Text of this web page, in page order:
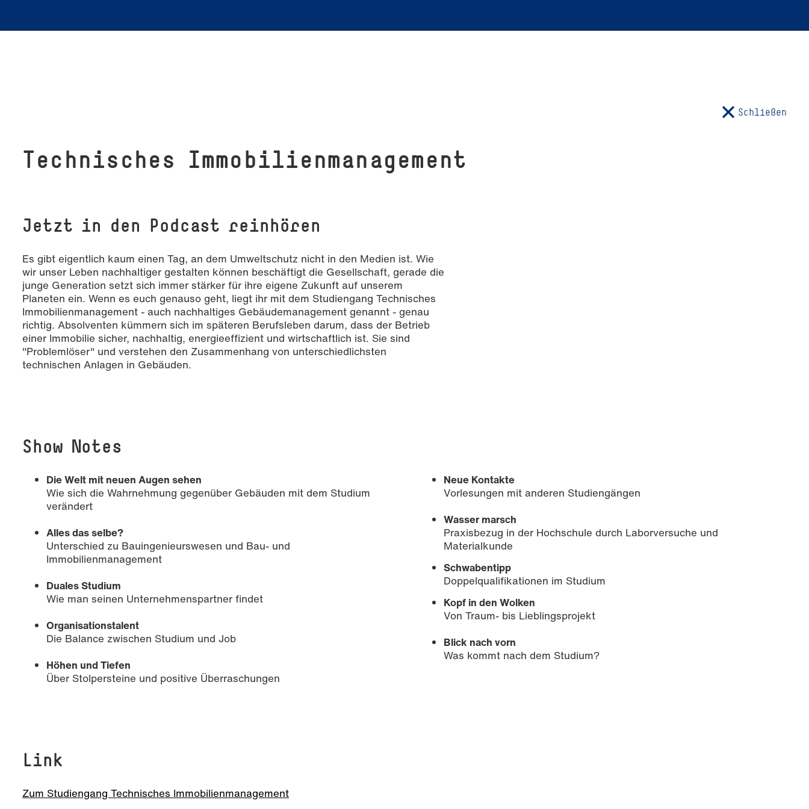
Schließen
Technisches Im­mo­bi­li­en­ma­nage­ment
Jetzt in den Podcast reinhören
Es gibt eigentlich kaum einen Tag, an dem Umweltschutz nicht in den Medien ist. Wie
wir unser Leben nachhaltiger gestalten können beschäftigt die Gesellschaft, gerade die
junge Generation setzt sich immer stärker für ihre eigene Zukunft auf unserem
Planeten ein. Wenn es euch genauso geht, liegt ihr mit dem Studiengang Technisches
Immobilienmanagement - auch nachhaltiges Gebäudemanagement genannt - genau
richtig. Absolventen kümmern sich im späteren Berufsleben darum, dass der Betrieb
einer Immobilie sicher, nachhaltig, energieeffizient und wirtschaftlich ist. Sie sind
"Problemlöser" und verstehen den Zusammenhang von unterschiedlichsten
technischen Anlagen in Gebäuden.
Show Notes
Die Welt mit neuen Augen sehen
Wie sich die Wahrnehmung gegenüber Gebäuden mit dem Studium
verändert
Alles das selbe?
Unterschied zu Bauingenieurswesen und Bau- und
Immobilienmanagement
Duales Studium
Wie man seinen Unternehmenspartner findet
Organisationstalent
Die Balance zwischen Studium und Job
Höhen und Tiefen
Über Stolpersteine und positive Überraschungen
Neue Kontakte
Vorlesungen mit anderen Studiengängen
Wasser marsch
Praxisbezug in der Hochschule durch Laborversuche und
Materialkunde
Schwabentipp
Doppelqualifikationen im Studium
Kopf in den Wolken
Von Traum- bis Lieblingsprojekt
Blick nach vorn
Was kommt nach dem Studium?
Link
Zum Studiengang Technisches Immobilienmanagement